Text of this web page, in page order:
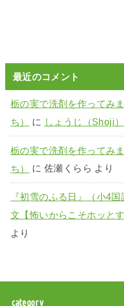
最近のコメント
栃の実で洗剤を作ってみ
ち）
に しょうじ（Shoji）
栃の実で洗剤を作ってみ
ち）
に 佐瀬くらら より
『初雪のふる日』（小4
文【怖いからこそホッとす
より
category